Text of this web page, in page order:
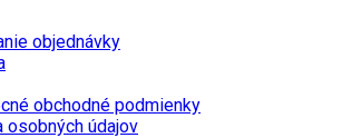
objednávky
obchodné podmienky
osobných údajov